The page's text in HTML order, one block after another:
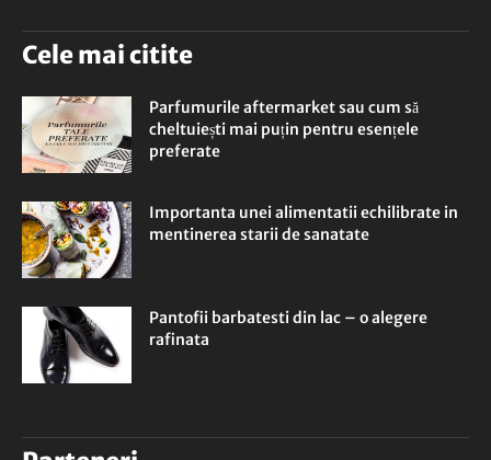
Cele mai citite
Parfumurile aftermarket sau cum să
cheltuiești mai puțin pentru esențele
preferate
Importanta unei alimentatii echilibrate in
mentinerea starii de sanatate
Pantofii barbatesti din lac – o alegere
rafinata